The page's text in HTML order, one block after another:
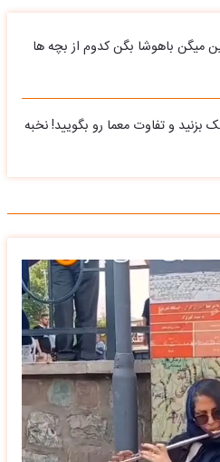
باهوشا بگن کدوم از بچه ها
و تفاوت معما رو بگویید! نخبه